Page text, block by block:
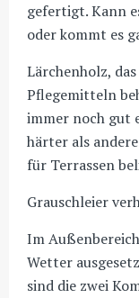
gefertigt. Kann
oder kommt es
Lärchenholz,
Pflegemitteln
immer noch gut
härter als
für Terrassen
Grauschleier
Im
Wetter
sind die zwei